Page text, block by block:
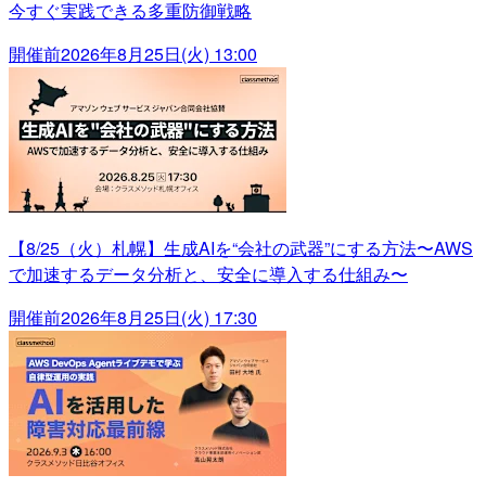
今すぐ実践できる多重防御戦略
開催前2026年8月25日(火) 13:00
【8/25（火）札幌】生成AIを“会社の武器”にする方法〜AWS
で加速するデータ分析と、安全に導入する仕組み〜
開催前2026年8月25日(火) 17:30